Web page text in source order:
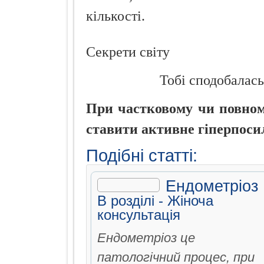
кількості.
Секрети світу
Тобі
При частковому чи
ставити активне
Подібні статті:
Ендометріоз
В рoздiлi - Жiноча
консультацiя
Ендометріоз це
патологічний процес, при